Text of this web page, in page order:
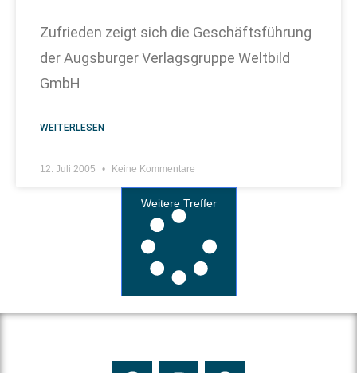
Zufrieden zeigt sich die Geschäftsführung
der Augsburger Verlagsgruppe Weltbild
GmbH
WEITERLESEN
12. Juli 2005 Keine Kommentare
Weitere Treffer